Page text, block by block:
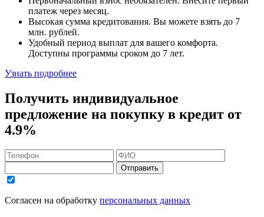
платеж через месяц.
Высокая сумма кредитования. Вы можете взять до 7
млн. рублей.
Удобный период выплат для вашего комфорта.
Доступны программы сроком до 7 лет.
Узнать подробнее
Получить индивидуальное
предложение на покупку в кредит от
4.9%
Отправить
Согласен на обработку персональных данных